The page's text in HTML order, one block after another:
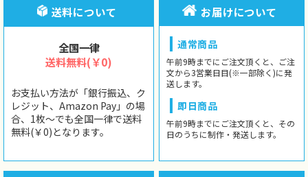
送料について
全国一律
送料無料(￥0)
お支払い方法が「銀行振込、ク
レジット、Amazon Pay」の場
合、1枚〜でも全国一律で送料
無料(￥0)となります。
お届けについて
通常商品
午前9時までにご注文頂くと、ご注
文から3営業日目(※一部除く)に発
送します。
即日商品
午前9時までにご注文頂くと、その
日のうちに制作・発送します。